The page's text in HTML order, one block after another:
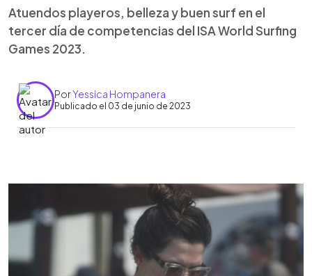
Atuendos playeros, belleza y buen surf en el
tercer día de competencias del ISA World Surfing
Games 2023.
PorYessica Hompanera
Publicado el 03 de junio de 2023
► Escuchar artículo